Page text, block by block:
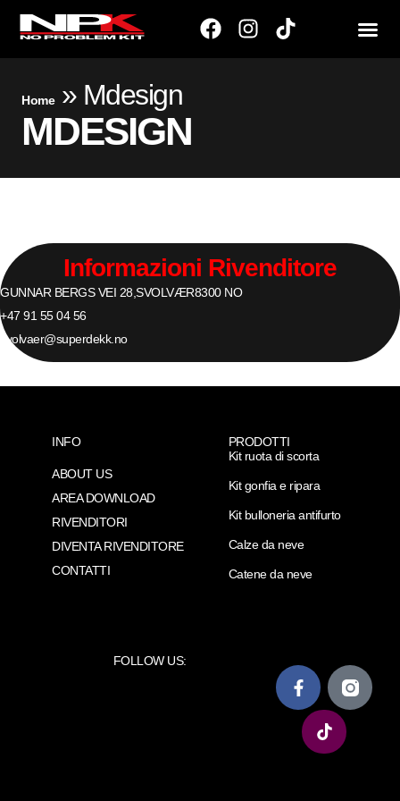
Home» Mdesign
MDESIGN
Informazioni Rivenditore
GUNNAR BERGS VEI 28, SVOLVÆR8300 NO
+47 91 55 04 56
svolvaer@superdekk.no
INFO
ABOUT US
AREA DOWNLOAD
RIVENDITORI
DIVENTA RIVENDITORE
CONTATTI
PRODOTTI
Kit ruota di scorta
Kit gonfia e ripara
Kit bulloneria antifurto
Calze da neve
Catene da neve
FOLLOW US: